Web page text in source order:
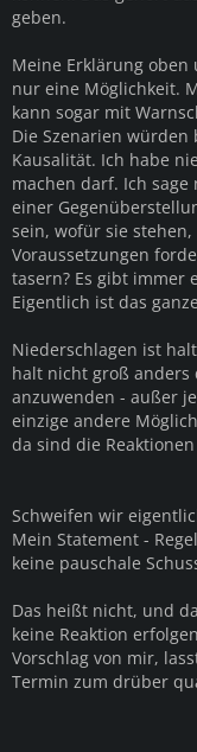
geben.
Meine Erklärung
nur eine Möglichkeit.
kann sogar mit
Die Szenarien
Kausalität. Ich habe
machen darf. Ich sage
einer
sein, wofür sie
Voraussetzungen
tasern? Es gibt immer
Eigentlich ist das
Niederschlagen ist
halt nicht groß anders
anzuwenden - außer
einzige andere
da sind die
Schweifen wir
Mein Statement -
keine pauschale
Das heißt nicht, und
keine Reaktion
Vorschlag von mir,
Termin zum drüber